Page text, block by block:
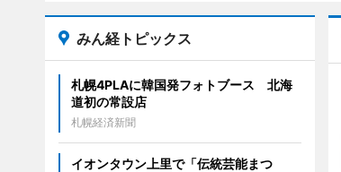
みん経トピックス
札幌4PLAに韓国発フォトブース 北海
道初の常設店
札幌経済新聞
イオンタウン上里で「伝統芸能まつ